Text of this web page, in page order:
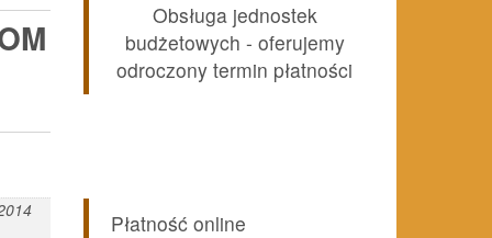
Obsługa jednostek
budżetowych - oferujemy
odroczony termin płatności
Płatność online